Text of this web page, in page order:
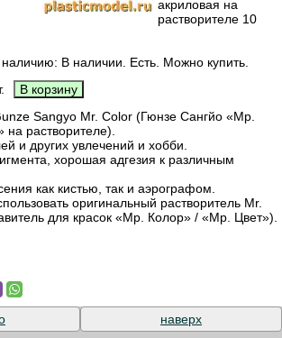
акриловая на
растворителе 10
В наличии. Есть. Можно купить.
Sangyo Mr. Color (Гюнзе Сангйо «Мр.
растворителе).
и других увлечений и хобби.
хорошая адгезия к различным
как кистью, так и аэрографом.
оригинальный растворитель Mr.
для красок «Мр. Колор» / «Мр. Цвет»).
наверх